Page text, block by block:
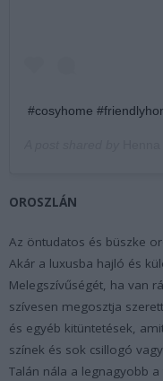
#cosyhome
OROSZLÁN
Az öntudatos és büszke
Akár a luxusba hajló és
Melegszívűségét, ha van
szívesen megosztja
és egyéb kitüntetések,
színek és sok csillogó
Talán nála a legnagyobb